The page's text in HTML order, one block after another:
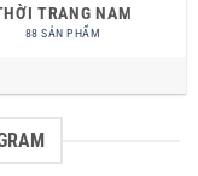
TRANG NAM
88 SẢN PHẨM